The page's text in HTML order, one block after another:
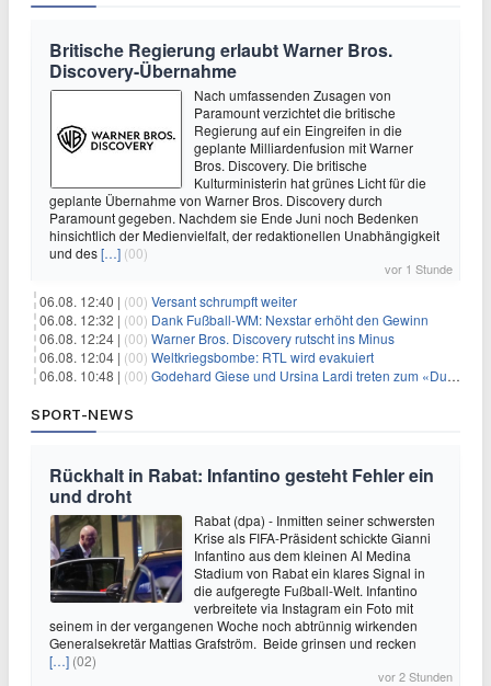
Britische Regierung erlaubt Warner Bros.
Discovery-Übernahme
Nach umfassenden Zusagen von
Paramount verzichtet die britische
Regierung auf ein Eingreifen in die
geplante Milliardenfusion mit Warner
Bros. Discovery. Die britische
Kulturministerin hat grünes Licht für die
geplante Übernahme von Warner Bros. Discovery durch
Paramount gegeben. Nachdem sie Ende Juni noch Bedenken
hinsichtlich der Medienvielfalt, der redaktionellen Unabhängigkeit
und des[…] (00)
vor 1 Stunde
06.08. 12:40 | (00) Versant schrumpft weiter
06.08. 12:32 | (00) Dank Fußball-WM: Nexstar erhöht den Gewinn
06.08. 12:24 | (00) Warner Bros. Discovery rutscht ins Minus
06.08. 12:04 | (00) Weltkriegsbombe: RTL wird evakuiert
06.08. 10:48 | (00) Godehard Giese und Ursina Lardi treten zum «Duell» an
SPORT-NEWS
Rückhalt in Rabat: Infantino gesteht Fehler ein
und droht
Rabat (dpa) - Inmitten seiner schwersten
Krise als FIFA-Präsident schickte Gianni
Infantino aus dem kleinen Al Medina
Stadium von Rabat ein klares Signal in
die aufgeregte Fußball-Welt. Infantino
verbreitete via Instagram ein Foto mit
seinem in der vergangenen Woche noch abtrünnig wirkenden
Generalsekretär Mattias Grafström. Beide grinsen und recken
[…] (02)
vor 2 Stunden